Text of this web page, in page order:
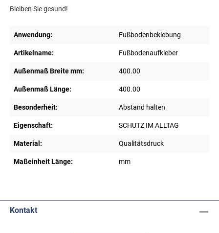
Bleiben Sie gesund!
Anwendung: Fußbodenbeklebung
Artikelname: Fußbodenaufkleber
Außenmaß Breite mm: 400.00
Außenmaß Länge: 400.00
Besonderheit: Abstand halten
Eigenschaft: SCHUTZ IM ALLTAG
Material: Qualitätsdruck
Maßeinheit Länge: mm
Kontakt